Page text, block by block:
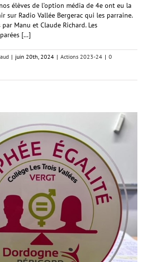
élèves de l’option média de 4e ont eu la
sur Radio Vallée Bergerac qui les parraine.
Manu et Claude Richard. Les
[…]
| juin 20th, 2024 | Actions 2023-24 | 0